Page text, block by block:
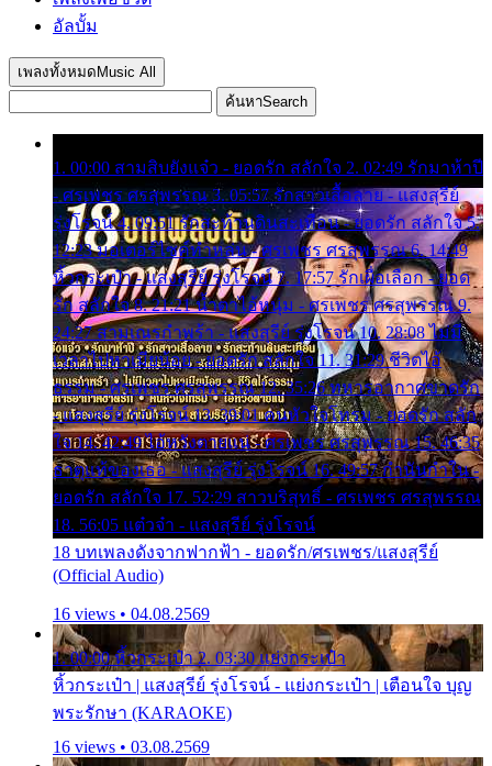
อัลบั้ม
เพลงทั้งหมด Music All
ค้นหาSearch
1. 00:00 สามสิบยังแจ๋ว - ยอดรัก สลักใจ 2. 02:49 รักมาห้าปี
- ศรเพชร ศรสุพรรณ 3. 05:57 รักสาวเสื้อลาย - แสงสุรีย์
รุ่งโรจน์ 4. 09:51 รักสะท้านดินสะเทือน - ยอดรัก สลักใจ 5.
12:23 มอเตอร์ไซค์ทำหล่น - ศรเพชร ศรสุพรรณ 6. 14:49
หิ้วกระเป๋า - แสงสุรีย์ รุ่งโรจน์ 7. 17:57 รักเผื่อเลือก - ยอด
รัก สลักใจ 8. 21:21 น้ำตาไอ้หนุ่ม - ศรเพชร ศรสุพรรณ 9.
24:27 สามเณรกำพร้า - แสงสุรีย์ รุ่งโรจน์ 10. 28:08 ไม่มี
เวลาไปหาเมียน้อย - ยอดรัก สลักใจ 11. 31:29 ชีวิตไอ้
ธรรม - ศรเพชร ศรสุพรรณ 12. 35:26 ทหารอากาศขาดรัก
- แสงสุรีย์ รุ่งโรจน์ 13. 39:01 คนหัวใจโทรม - ยอดรัก สลัก
ใจ 14. 42:49 ไอ้หวังตายแน่ - ศรเพชร ศรสุพรรณ 15. 46:35
ธาตุแท้ของเธอ - แสงสุรีย์ รุ่งโรจน์ 16. 49:57 กำนันกำใน -
ยอดรัก สลักใจ 17. 52:29 สาวบริสุทธิ์ - ศรเพชร ศรสุพรรณ
18. 56:05 แต๋วจ๋า - แสงสุรีย์ รุ่งโรจน์
18 บทเพลงดังจากฟากฟ้า - ยอดรัก/ศรเพชร/แสงสุรีย์
(Official Audio)
16 views • 04.08.2569
1. 00:00 หิ้วกระเป๋า 2. 03:30 แย่งกระเป๋า
หิ้วกระเป๋า | แสงสุรีย์ รุ่งโรจน์ - แย่งกระเป๋า | เตือนใจ บุญ
พระรักษา (KARAOKE)
16 views • 03.08.2569